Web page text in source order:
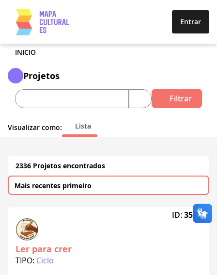
Entrar
INICIO
Projetos
Visualizar como: Lista
Filtrar
2336 Projetos encontrados
Ler para crer
TIPO: Ciclo
ID:3525